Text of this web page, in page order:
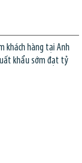
khách hàng tại Anh
khẩu sớm đạt tỷ